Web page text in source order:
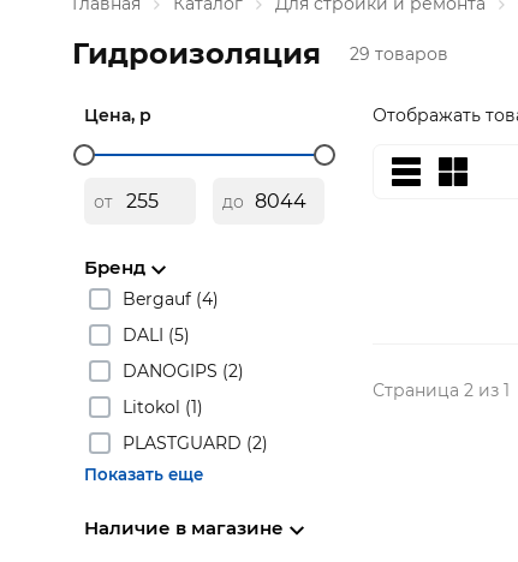
Гидроизоляция 29 товаров
Цена, р
от до
Бренд
Bergauf (4)
DALI (5)
DANOGIPS (2)
Litokol (1)
PLASTGUARD (2)
Показать еще
Наличие в магазине
Отображать
Страница 2 из 1